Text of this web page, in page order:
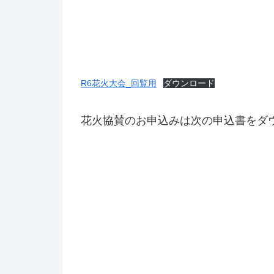
R6花火大会_回覧用 ダウンロード
花火協賛のお申込みは次の申込書をダ